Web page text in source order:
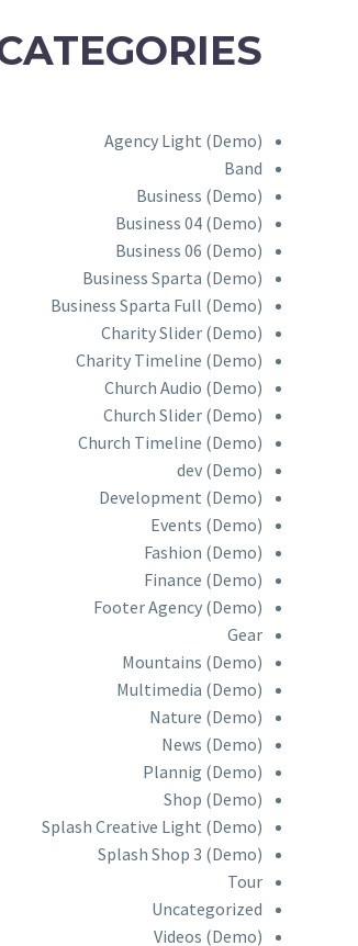
Agency Light (Demo)
Band
Business (Demo)
Business 04 (Demo)
Business 06 (Demo)
Business Sparta (Demo)
Business Sparta Full (Demo)
Charity Slider (Demo)
Charity Timeline (Demo)
Church Audio (Demo)
Church Slider (Demo)
Church Timeline (Demo)
dev (Demo)
Development (Demo)
Events (Demo)
Fashion (Demo)
Finance (Demo)
Footer Agency (Demo)
Gear
Mountains (Demo)
Multimedia (Demo)
Nature (Demo)
News (Demo)
Plannig (Demo)
Shop (Demo)
Splash Creative Light (Demo)
Splash Shop 3 (Demo)
Tour
Uncategorized
Videos (Demo)